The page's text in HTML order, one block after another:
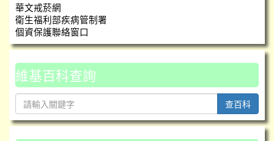
華文戒菸網
衛生福利部疾病管制署
個資保護聯絡窗口
維基百科查詢
查百科